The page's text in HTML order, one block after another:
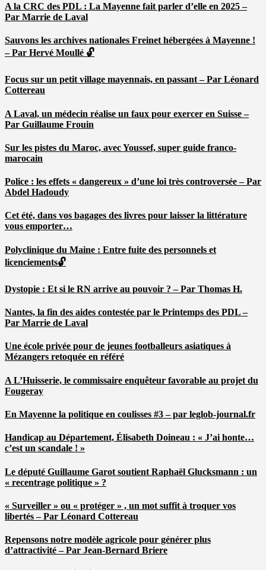
A la CRC des PDL : La Mayenne fait parler d’elle en 2025 –
Par Marrie de Laval
Sauvons les archives nationales Freinet hébergées à Mayenne !
– Par Hervé Moullé 🔓
Focus sur un petit village mayennais, en passant – Par Léonard
Cottereau
A Laval, un médecin réalise un faux pour exercer en Suisse –
Par Guillaume Frouin
Sur les pistes du Maroc, avec Youssef, super guide franco-
marocain
Police : les effets « dangereux » d’une loi très controversée – Par
Abdel Hadoudy
Cet été, dans vos bagages des livres pour laisser la littérature
vous emporter…
Polyclinique du Maine : Entre fuite des personnels et
licenciements🔓
Dystopie : Et si le RN arrive au pouvoir ? – Par Thomas H.
Nantes, la fin des aides contestée par le Printemps des PDL –
Par Marrie de Laval
Une école privée pour de jeunes footballeurs asiatiques à
Mézangers retoquée en référé
A L’Huisserie, le commissaire enquêteur favorable au projet du
Fougeray
En Mayenne la politique en coulisses #3 – par leglob-journal.fr
Handicap au Département, Élisabeth Doineau : « J’ai honte…
c’est un scandale ! »
Le député Guillaume Garot soutient Raphaël Glucksmann : un
« recentrage politique » ?
« Surveiller » ou « protéger » , un mot suffit à troquer vos
libertés – Par Léonard Cottereau
Repensons notre modèle agricole pour générer plus
d’attractivité – Par Jean-Bernard Briere